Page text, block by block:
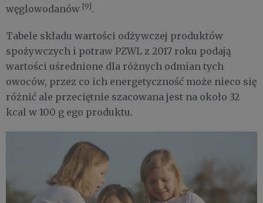
węglowodanów [9] .
Tabele składu wartości odżywczej produktów
spożywczych i potraw PZWL z 2017 roku podają
wartości uśrednione dla różnych odmian tych
owoców, przez co ich energetyczność może nieco się
różnić ale przeciętnie szacowana jest na około 32
kcal w 100 g ego produktu.